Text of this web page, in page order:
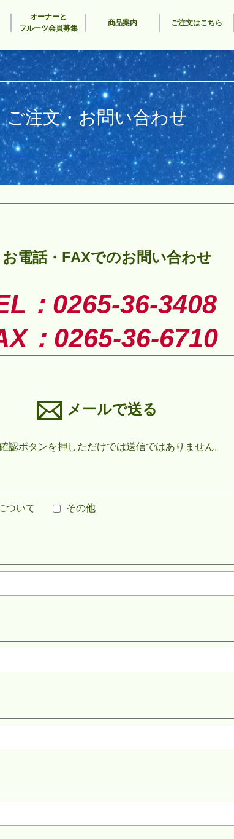
オーナーと
フルーツ会員募集
商品案内 ご注文はこちら
ご注文・お問い合わせ
お電話・FAXでのお問い合わせ
：0265-36-3408
：0265-36-6710
メールで送る
認ボタンを押しただけでは送信ではありません。
ついて その他